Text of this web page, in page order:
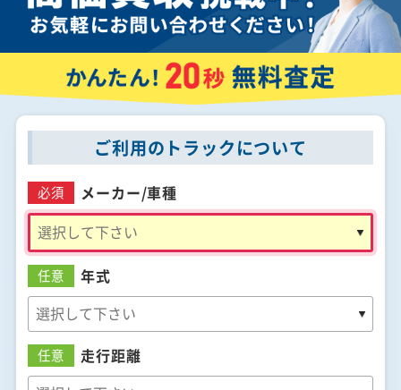
ご利用のトラックについて
必須 メーカー/車種
任意 年式
任意 走行距離